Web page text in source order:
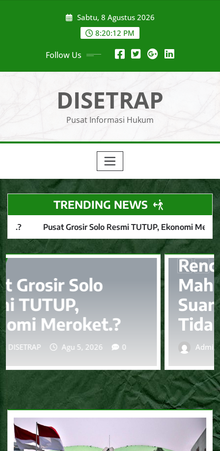
Sabtu, 8 Agustus 2026
8:20:13 PM
Follow Us
DISETRAP
Pusat Informasi Hukum
TRENDING NEWS
Pusat Grosir Solo Resmi TUTUP, Ekonomi Meroket.?
BERITA
Rencana Aksi
Mahasiswa Agustus:
Suara Mahasiswa
Tidak Bisa Dibungkam
Admin DISETRAP Agu 5, 2026 0